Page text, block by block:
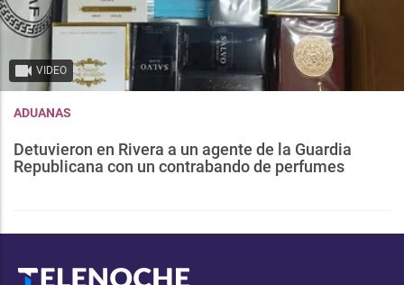
VIDEO
ADUANAS
Detuvieron en Rivera a un agente de la Guardia
Republicana con un contrabando de perfumes